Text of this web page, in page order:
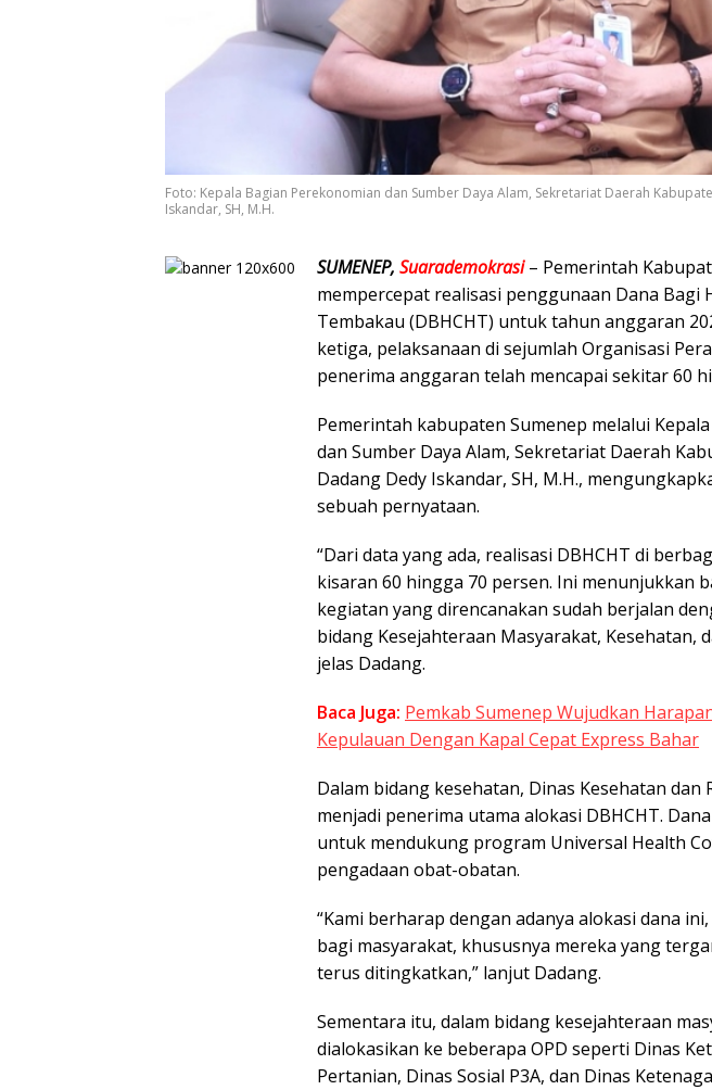
Foto: Kepala Bagian Perekonomian dan Sumber Daya Alam, Sekretariat Daerah
Iskandar, SH, M.H.
SUMENEP, Suarademokrasi– Pemerintah
mempercepat realisasi penggunaan Dana Bagi
Tembakau (DBHCHT) untuk tahun anggaran
ketiga, pelaksanaan di sejumlah Organisasi
penerima anggaran telah mencapai sekitar 60
Pemerintah kabupaten Sumenep melalui
dan Sumber Daya Alam, Sekretariat Daerah
Dadang Dedy Iskandar, SH, M.H.,
sebuah pernyataan.
“Dari data yang ada, realisasi DBHCHT di
kisaran 60 hingga 70 persen. Ini menunjukkan
kegiatan yang direncanakan sudah berjalan
bidang Kesejahteraan Masyarakat, Kesehatan,
jelas Dadang.
Baca Juga: Pemkab Sumenep Wujudkan
Kepulauan Dengan Kapal Cepat Express Bahar
Dalam bidang kesehatan, Dinas Kesehatan dan
menjadi penerima utama alokasi DBHCHT.
untuk mendukung program Universal Health
pengadaan obat-obatan.
“Kami berharap dengan adanya alokasi dana
bagi masyarakat, khususnya mereka yang
terus ditingkatkan,” lanjut Dadang.
Sementara itu, dalam bidang kesejahteraan
dialokasikan ke beberapa OPD seperti Dinas
Pertanian, Dinas Sosial P3A, dan Dinas